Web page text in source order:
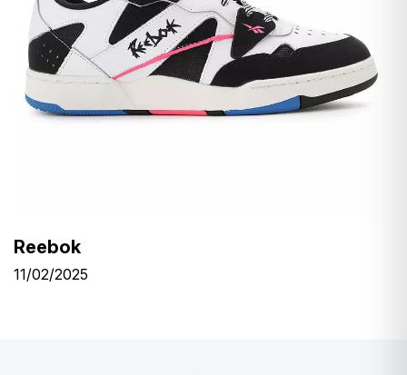
Reebok
11/02/2025